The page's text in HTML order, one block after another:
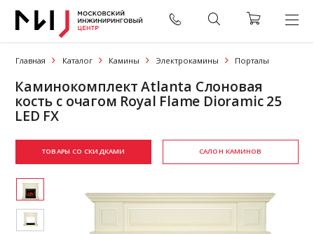
Главная Каталог Камины Электрокамины Порталы
Каминокомплект Atlanta Слоновая
кость с очагом Royal Flame Dioramic 25
LED FX
ТОВАРЫ СО СКИДКАМИ САЛОН КАМИНОВ